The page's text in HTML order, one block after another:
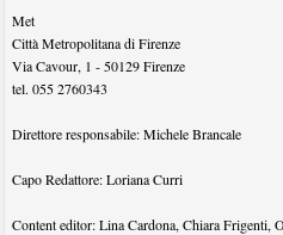
Met
Città Metropolitana di Firenze
Via Cavour, 1 - 50129 Firenze
tel.055 2760343
Direttore responsabile:Michele Brancale
Capo Redattore:Loriana Curri
Content editor:Lina Cardona,Chiara Frigenti,